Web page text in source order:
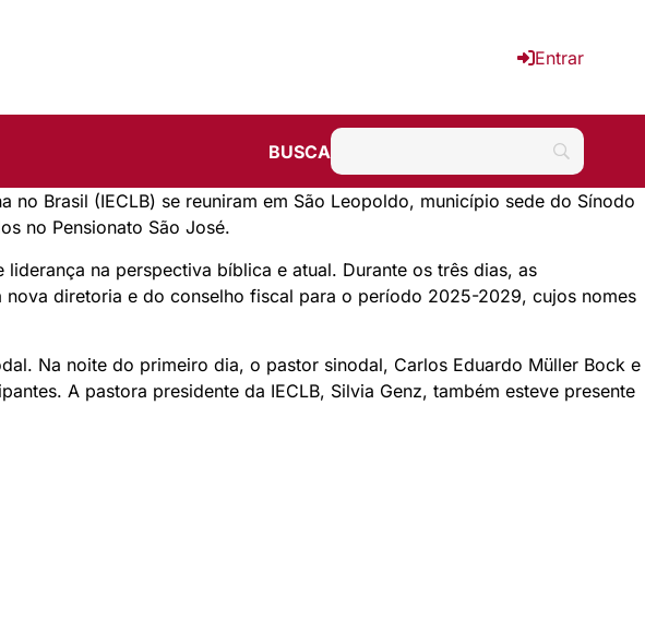
Entrar
BUSCA
Brasil (IECLB) se reuniram em São Leopoldo, município sede do Sínodo
no Pensionato São José.
na perspectiva bíblica e atual. Durante os três dias, as
diretoria e do conselho fiscal para o período 2025-2029, cujos nomes
Na noite do primeiro dia, o pastor sinodal, Carlos Eduardo Müller Bock e
A pastora presidente da IECLB, Silvia Genz, também esteve presente